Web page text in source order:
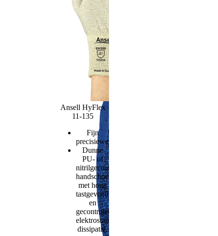
Ansell HyFlex
11-135
Fijn
precisiewerk
Dunne
PU- of
nitrilgecoate
handschoenen
met hoge
tastgevoeligheid
en
gecontroleerde
elektrostatische
dissipatie.